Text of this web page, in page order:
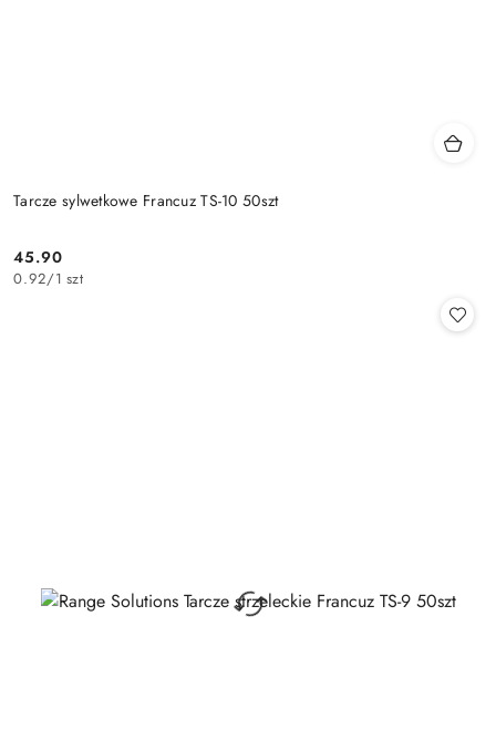
Tarcze sylwetkowe Francuz TS-10 50szt
Cena:
45.90
0.92/1 szt